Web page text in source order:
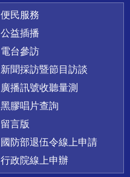
便民服務
公益插播
電台參訪
新聞採訪暨節目訪談
廣播訊號收聽量測
黑膠唱片查詢
留言版
國防部退伍令線上申請
行政院線上申辦